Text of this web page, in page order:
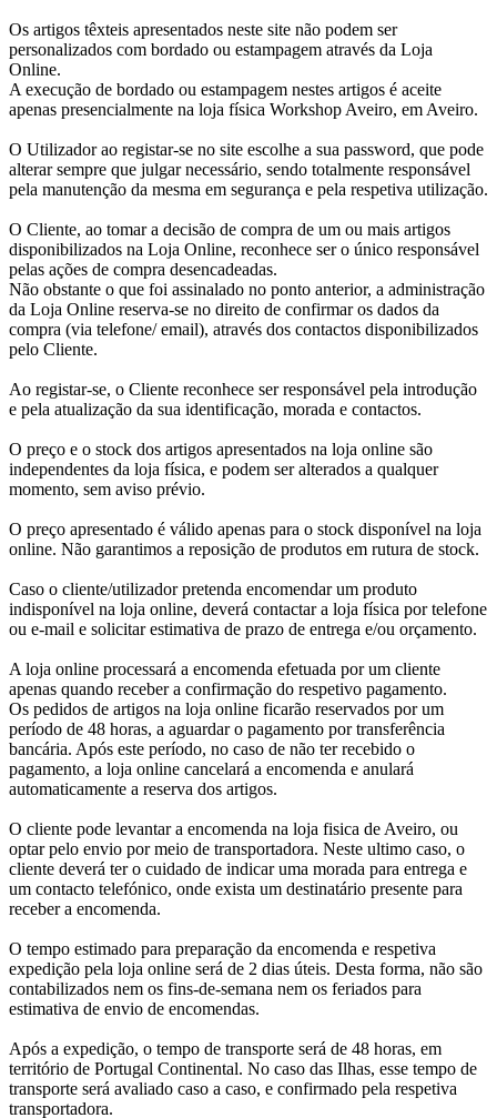
Os artigos têxteis apresentados neste site não podem ser
personalizados com bordado ou estampagem através da Loja
Online.
A execução de bordado ou estampagem nestes artigos é aceite
apenas presencialmente na loja física Workshop Aveiro, em Aveiro.
O Utilizador ao registar-se no site escolhe a sua password, que pode
alterar sempre que julgar necessário, sendo totalmente responsável
pela manutenção da mesma em segurança e pela respetiva utilização.
O Cliente, ao tomar a decisão de compra de um ou mais artigos
disponibilizados na Loja Online, reconhece ser o único responsável
pelas ações de compra desencadeadas.
Não obstante o que foi assinalado no ponto anterior, a administração
da Loja Online reserva-se no direito de confirmar os dados da
compra (via telefone/ email), através dos contactos disponibilizados
pelo Cliente.
Ao registar-se, o Cliente reconhece ser responsável pela introdução
e pela atualização da sua identificação, morada e contactos.
O preço e o stock dos artigos apresentados na loja online são
independentes da loja física, e podem ser alterados a qualquer
momento, sem aviso prévio.
O preço apresentado é válido apenas para o stock disponível na loja
online. Não garantimos a reposição de produtos em rutura de stock.
Caso o cliente/utilizador pretenda encomendar um produto
indisponível na loja online, deverá contactar a loja física por telefone
ou e-mail e solicitar estimativa de prazo de entrega e/ou orçamento.
A loja online processará a encomenda efetuada por um cliente
apenas quando receber a confirmação do respetivo pagamento.
Os pedidos de artigos na loja online ficarão reservados por um
período de 48 horas, a aguardar o pagamento por transferência
bancária. Após este período, no caso de não ter recebido o
pagamento, a loja online cancelará a encomenda e anulará
automaticamente a reserva dos artigos.
O cliente pode levantar a encomenda na loja fisica de Aveiro, ou
optar pelo envio por meio de transportadora. Neste ultimo caso, o
cliente deverá ter o cuidado de indicar uma morada para entrega e
um contacto telefónico, onde exista um destinatário presente para
receber a encomenda.
O tempo estimado para preparação da encomenda e respetiva
expedição pela loja online será de 2 dias úteis. Desta forma, não são
contabilizados nem os fins-de-semana nem os feriados para
estimativa de envio de encomendas.
Após a expedição, o tempo de transporte será de 48 horas, em
território de Portugal Continental. No caso das Ilhas, esse tempo de
transporte será avaliado caso a caso, e confirmado pela respetiva
transportadora.